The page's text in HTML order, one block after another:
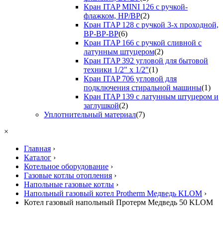
Кран ITAP MINI 126 с ручкой-
флажком, НР/ВР(2)
Кран ITAP 128 с ручкой 3-х проходной,
ВР-ВР-ВР(6)
Кран ITAP 166 с ручкой сливной с
латунным штуцером(2)
Кран ITAP 392 угловой для бытовой
техники 1/2" х 1/2"(1)
Кран ITAP 706 угловой для
подключения стиральной машины(1)
Кран ITAP 139 с латунным штуцером и
заглушкой(2)
Уплотнительный материал(7)
×
Главная ›
Каталог ›
Котельное оборудование ›
Газовые котлы отопления ›
Напольные газовые котлы ›
Напольный газовый котел Protherm Медведь KLOM ›
Котел газовый напольный Протерм Медведь 50 KLOM